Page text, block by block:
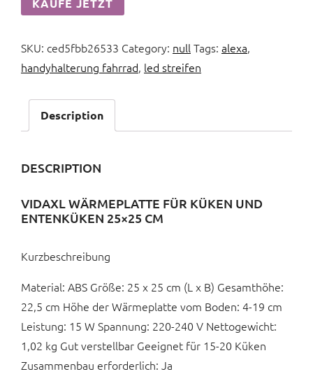
SKU: ced5fbb26533 Category: nullTags: alexa,
handyhalterung fahrrad, led streifen
Description
DESCRIPTION
VIDAXL WÄRMEPLATTE FÜR KÜKEN UND
ENTENKÜKEN 25×25 CM
Kurzbeschreibung
Material: ABS Größe: 25 x 25 cm (L x B) Gesamthöhe:
22,5 cm Höhe der Wärmeplatte vom Boden: 4-19 cm
Leistung: 15 W Spannung: 220-240 V Nettogewicht:
1,02 kg Gut verstellbar Geeignet für 15-20 Küken
Zusammenbau erforderlich: Ja